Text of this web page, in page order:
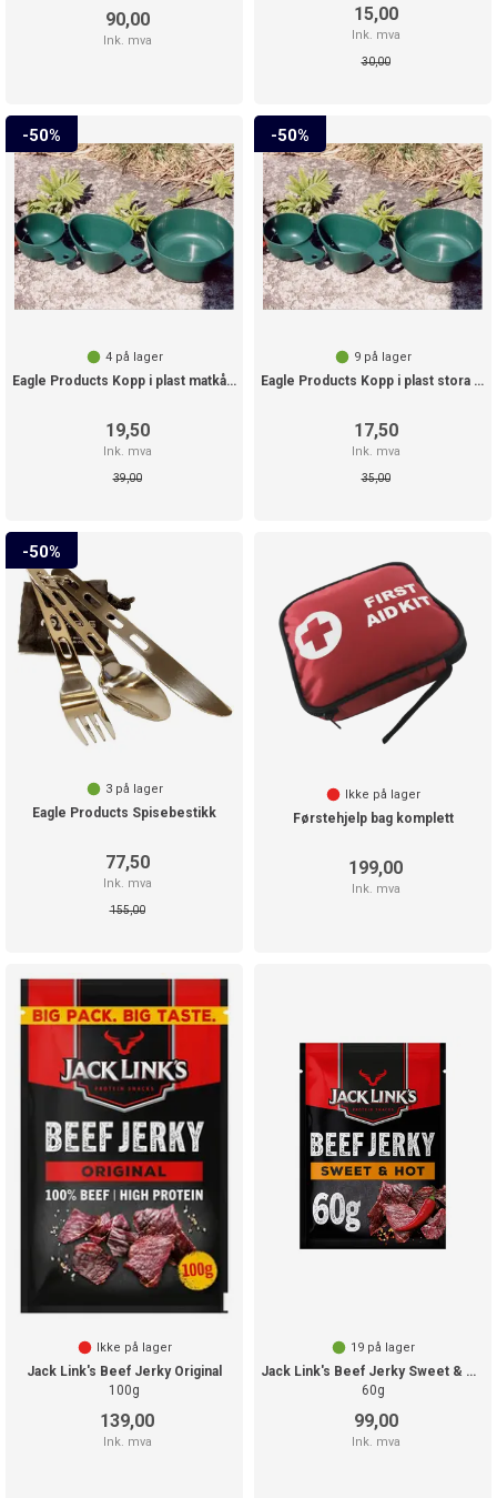
90,00
Ink. mva
15,00
Ink. mva
30,00
50%
4 på lager
Eagle Products Kopp i plast matkåsa
19,50
Ink. mva
39,00
50%
9 på lager
Eagle Products Kopp i plast stora bjørn
17,50
Ink. mva
35,00
50%
3 på lager
Eagle Products Spisebestikk
77,50
Ink. mva
155,00
Ikke på lager
Førstehjelp bag komplett
199,00
Ink. mva
Ikke på lager
Jack Link's Beef Jerky Original
100g
139,00
Ink. mva
19 på lager
Jack Link's Beef Jerky Sweet & Hot
60g
99,00
Ink. mva